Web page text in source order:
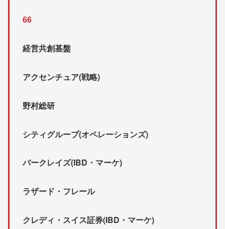
66
経営共創基盤
アクセンチュア(戦略)
野村総研
シティグループ(オペレーションズ)
バークレイズ(IBD・マーケ)
ラザード・フレール
クレディ・スイス証券(IBD・マーケ)